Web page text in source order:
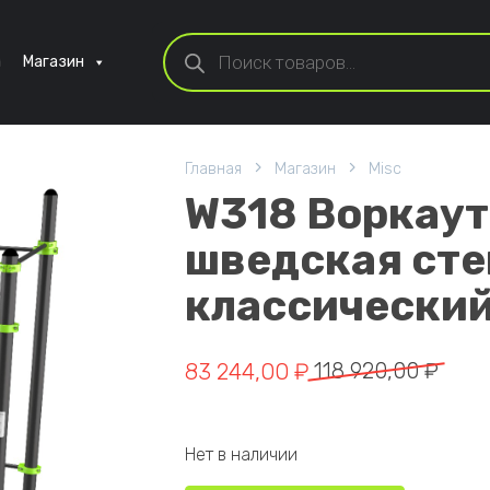
Магазин
Поиск товаров
Главная Магазин Misc
W318
шведская
118 920,00₽
Первоначальная цена
83 244,00 ₽
Текущая цена: 83 244,00 ₽.
Нет в наличии